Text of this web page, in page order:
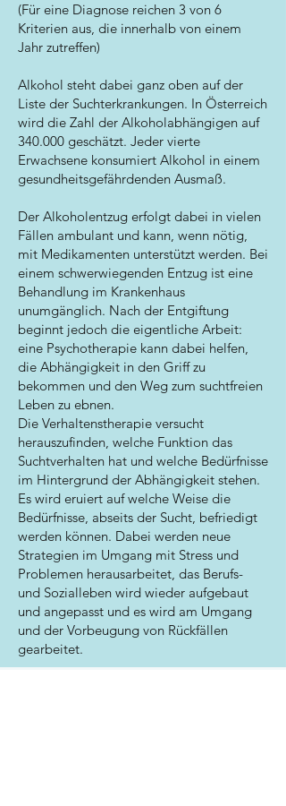
(Für eine Diagnose reichen 3 von 6
Kriterien aus, die innerhalb von einem
Jahr zutreffen)
Alkohol steht dabei ganz oben auf der
Liste der Suchterkrankungen. In Österreich
wird die Zahl der Alkoholabhängigen auf
340.000 geschätzt. Jeder vierte
Erwachsene konsumiert Alkohol in einem
gesundheitsgefährdenden Ausmaß.
Der Alkoholentzug erfolgt dabei in vielen
Fällen ambulant und kann, wenn nötig,
mit Medikamenten unterstützt werden. Bei
einem schwerwiegenden Entzug ist eine
Behandlung im Krankenhaus
unumgänglich. Nach der Entgiftung
beginnt jedoch die eigentliche Arbeit:
eine Psychotherapie kann dabei helfen,
die Abhängigkeit in den Griff zu
bekommen und den Weg zum suchtfreien
Leben zu ebnen.
Die Verhaltenstherapie versucht
herauszufinden, welche Funktion das
Suchtverhalten hat und welche Bedürfnisse
im Hintergrund der Abhängigkeit stehen.
Es wird eruiert auf welche Weise die
Bedürfnisse, abseits der Sucht, befriedigt
werden können. Dabei werden neue
Strategien im Umgang mit Stress und
Problemen herausarbeitet, das Berufs-
und Sozialleben wird wieder aufgebaut
und angepasst und es wird am Umgang
und der Vorbeugung von Rückfällen
gearbeitet.